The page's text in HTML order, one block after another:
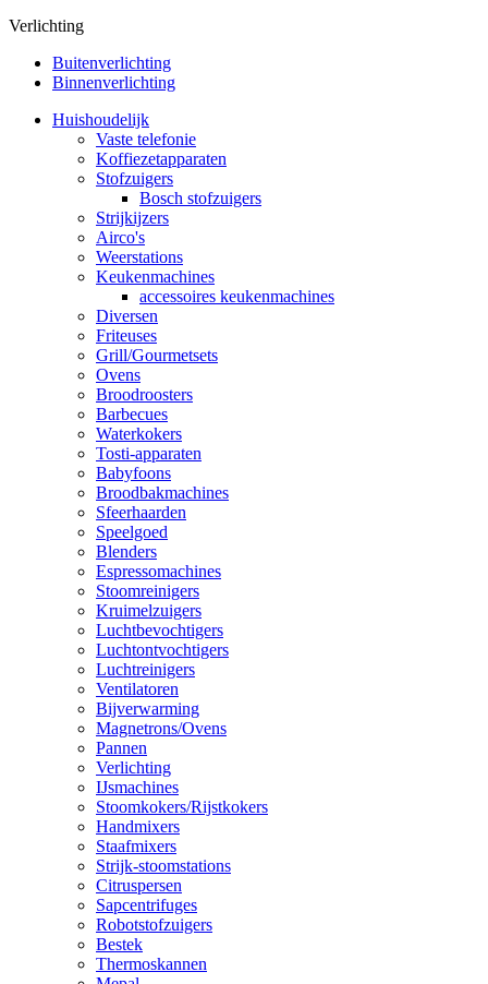
Verlichting
Buitenverlichting
Binnenverlichting
Huishoudelijk
Vaste telefonie
Koffiezetapparaten
Stofzuigers
Bosch stofzuigers
Strijkijzers
Airco's
Weerstations
Keukenmachines
accessoires keukenmachines
Diversen
Friteuses
Grill/Gourmetsets
Ovens
Broodroosters
Barbecues
Waterkokers
Tosti-apparaten
Babyfoons
Broodbakmachines
Sfeerhaarden
Speelgoed
Blenders
Espressomachines
Stoomreinigers
Kruimelzuigers
Luchtbevochtigers
Luchtontvochtigers
Luchtreinigers
Ventilatoren
Bijverwarming
Magnetrons/Ovens
Pannen
Verlichting
IJsmachines
Stoomkokers/Rijstkokers
Handmixers
Staafmixers
Strijk-stoomstations
Citruspersen
Sapcentrifuges
Robotstofzuigers
Bestek
Thermoskannen